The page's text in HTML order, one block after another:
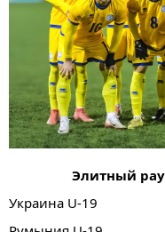
Элитный
Украина U-19